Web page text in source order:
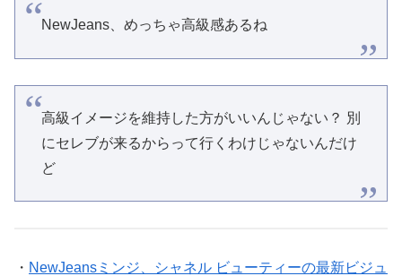
NewJeans、めっちゃ高級感あるね
高級イメージを維持した方がいいんじゃない？ 別
にセレブが来るからって行くわけじゃないんだけ
ど
・ NewJeansミンジ、シャネル ビューティーの最新ビジュ